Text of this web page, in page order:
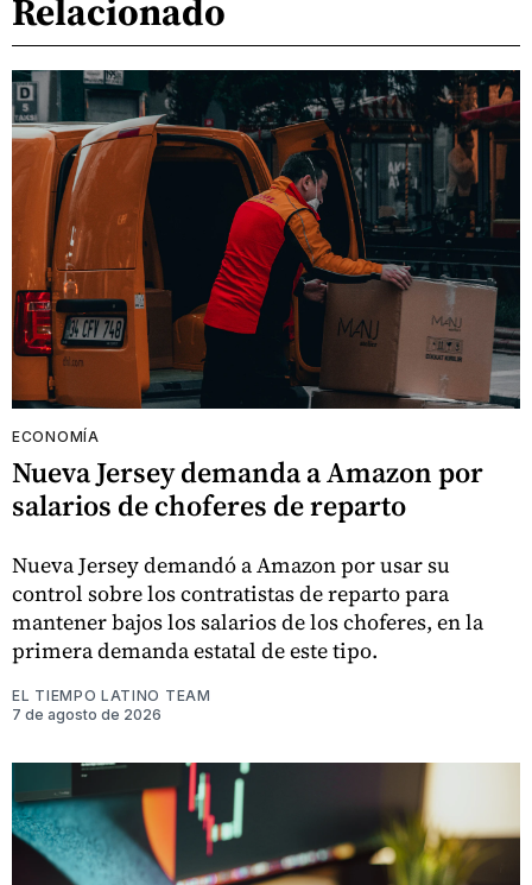
Relacionado
ECONOMÍA
Nueva Jersey demanda a Amazon por
salarios de choferes de reparto
Nueva Jersey demandó a Amazon por usar su
control sobre los contratistas de reparto para
mantener bajos los salarios de los choferes, en la
primera demanda estatal de este tipo.
EL TIEMPO LATINO TEAM
7 de agosto de 2026